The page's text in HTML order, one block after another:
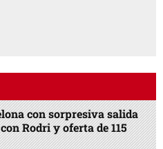
con sorpresiva salida
Rodri y oferta de 115